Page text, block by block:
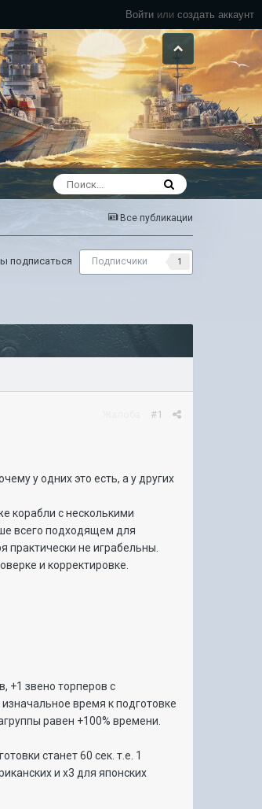
Войти или создать аккаунт
Все публикации
подписаться Подписчики 1
#1
у одних это есть, а у других
корабли с несколькими
всего подходящем для
не играбельны.
и корректировке.
+1 звено торперов с
время к подготовке
равен +100% времени.
станет 60 сек. т.е. 1
и х3 для японских